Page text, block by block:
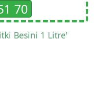
70
Besini 1 Litre'